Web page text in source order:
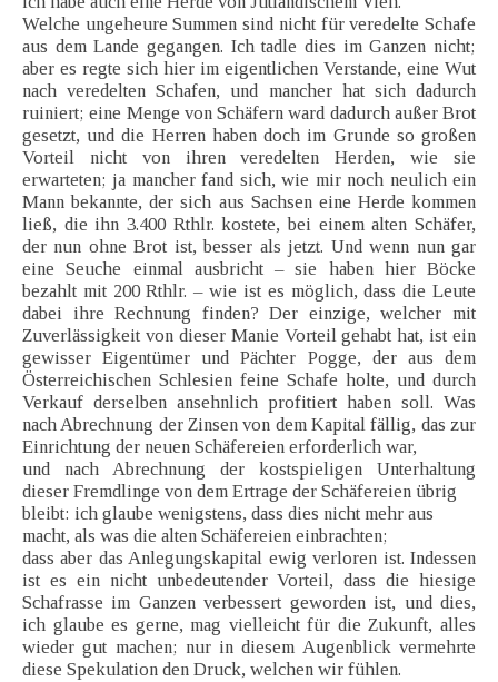
Welche ungeheure Summen sind nicht für veredelte Schafe
aus dem Lande gegangen. Ich tadle dies im Ganzen nicht;
aber es regte sich hier im eigentlichen Verstande, eine Wut
nach veredelten Schafen, und mancher hat sich dadurch
ruiniert; eine Menge von Schäfern ward dadurch außer Brot
gesetzt, und die Herren haben doch im Grunde so großen
Vorteil nicht von ihren veredelten Herden, wie sie
erwarteten; ja mancher fand sich, wie mir noch neulich ein
Mann bekannte, der sich aus Sachsen eine Herde kommen
ließ, die ihn 3.400 Rthlr. kostete, bei einem alten Schäfer,
der nun ohne Brot ist, besser als jetzt. Und wenn nun gar
eine Seuche einmal ausbricht – sie haben hier Böcke
bezahlt mit 200 Rthlr. – wie ist es möglich, dass die Leute
dabei ihre Rechnung finden? Der einzige, welcher mit
Zuverlässigkeit von dieser Manie Vorteil gehabt hat, ist ein
gewisser Eigentümer und Pächter Pogge, der aus dem
Österreichischen Schlesien feine Schafe holte, und durch
Verkauf derselben ansehnlich profitiert haben soll. Was
nach Abrechnung der Zinsen von dem Kapital fällig, das zur
Einrichtung der neuen Schäfereien erforderlich war,
und nach Abrechnung der kostspieligen Unterhaltung
dieser Fremdlinge von dem Ertrage der Schäfereien übrig
bleibt: ich glaube wenigstens, dass dies nicht mehr aus
macht, als was die alten Schäfereien einbrachten;
dass aber das Anlegungskapital ewig verloren ist. Indessen
ist es ein nicht unbedeutender Vorteil, dass die hiesige
Schafrasse im Ganzen verbessert geworden ist, und dies,
ich glaube es gerne, mag vielleicht für die Zukunft, alles
wieder gut machen; nur in diesem Augenblick vermehrte
diese Spekulation den Druck, welchen wir fühlen.